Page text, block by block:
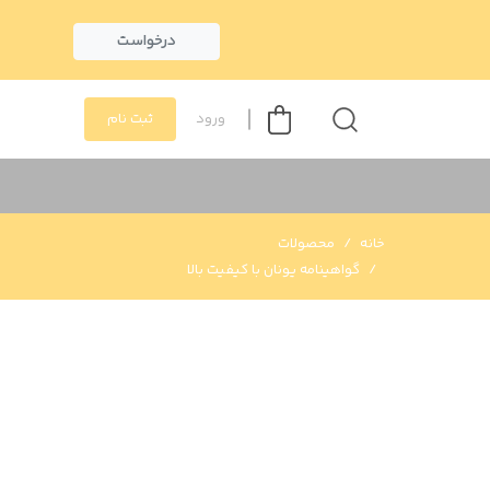
درخواست
ورود ثبت نام
خانه
محصولات
گواهینامه یونان با کیفیت بالا